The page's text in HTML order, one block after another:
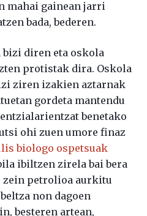
mahai gainean jarri
bada, bederen.
bizi diren eta oskola
protistak dira. Oskola
ziren izakien aztarnak
gordeta mantendu
benetako
ohi zuen umore finaz
biologo ospetsuak
ibiltzen zirela bai bera
petrolioa aurkitu
non dagoen
besteren artean,